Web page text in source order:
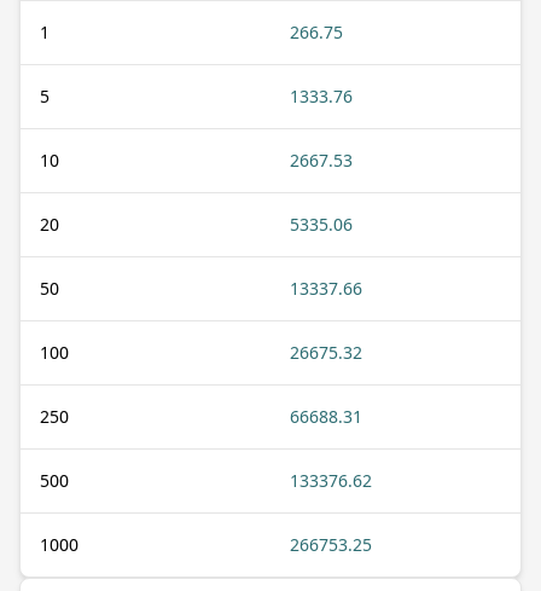
1 266.75
5 1333.76
10 2667.53
20 5335.06
50 13337.66
100 26675.32
250 66688.31
500 133376.62
1000 266753.25